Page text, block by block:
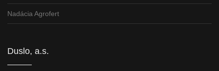
Nadácia Agrofert
Duslo, a.s.